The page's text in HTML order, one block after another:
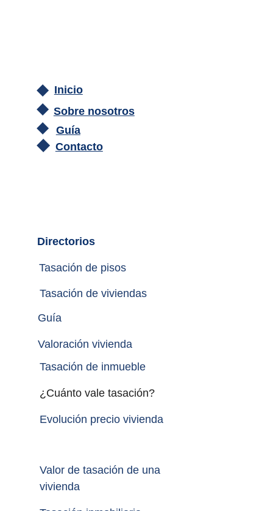
Inicio
Guía
Contacto
Sobre nosotros
Directorios
Tasación de pisos
Tasación de viviendas
Guía
Valoración vivienda
Tasación de inmueble
Valor de tasación de una
vivienda
¿Cuánto vale tasación?
Evolución precio vivienda